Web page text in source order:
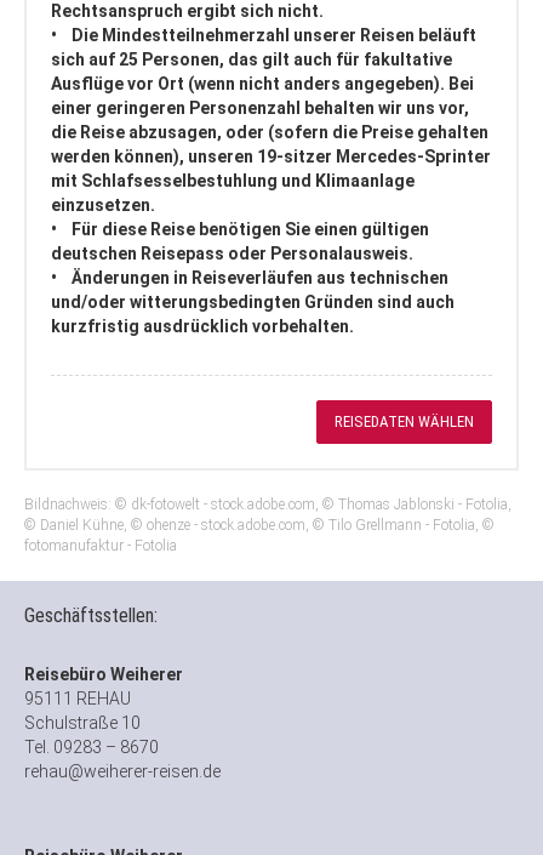
Rechtsanspruch ergibt sich nicht.
• Die Mindestteilnehmerzahl unserer Reisen beläuft
sich auf 25 Personen, das gilt auch für fakultative
Ausflüge vor Ort (wenn nicht anders angegeben). Bei
einer geringeren Personenzahl behalten wir uns vor,
die Reise abzusagen, oder (sofern die Preise gehalten
werden können), unseren 19-sitzer Mercedes-Sprinter
mit Schlafsesselbestuhlung und Klimaanlage
einzusetzen.
• Für diese Reise benötigen Sie einen gültigen
deutschen Reisepass oder Personalausweis.
• Änderungen in Reiseverläufen aus technischen
und/oder witterungsbedingten Gründen sind auch
kurzfristig ausdrücklich vorbehalten.
REISEDATEN WÄHLEN
Bildnachweis: © dk-fotowelt - stock.adobe.com, © Thomas Jablonski - Fotolia,
© Daniel Kühne, © ohenze - stock.adobe.com, © Tilo Grellmann - Fotolia, ©
fotomanufaktur - Fotolia
Geschäftsstellen:
Reisebüro Weiherer
95111 REHAU
Schulstraße 10
Tel. 09283 – 8670
rehau@weiherer-reisen.de